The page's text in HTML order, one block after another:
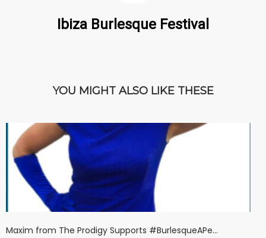
Ibiza Burlesque Festival
YOU MIGHT ALSO LIKE THESE
Maxim from The Prodigy Supports #BurlesqueAPe...